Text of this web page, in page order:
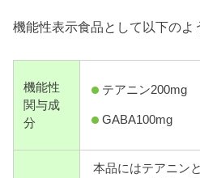
機能性表示食品として以下のよ
機能性
関与成
分
テアニン200mg
GABA100mg
本品にはテアニン